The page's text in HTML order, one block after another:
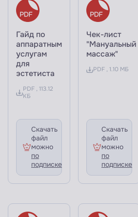
Гайд по
аппаратным
услугам
для
эстетиста
PDF , 113.12
КБ
Скачать
файл
можно
по
подписке
Чек-лист
"Мануальный
массаж"
PDF , 1.10 МБ
Скачать
файл
можно
по
подписке